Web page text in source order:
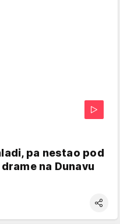
pa nestao pod
na Dunavu